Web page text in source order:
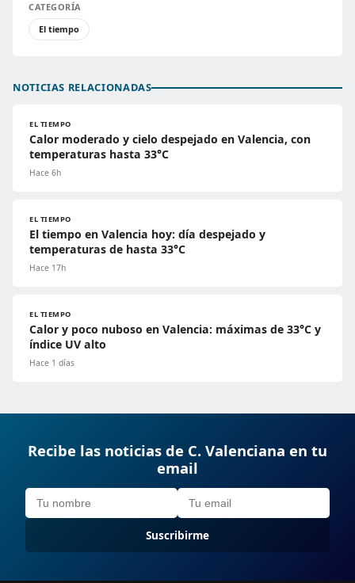
CATEGORÍA
El tiempo
NOTICIAS RELACIONADAS
EL TIEMPO
Calor moderado y cielo despejado en Valencia, con
temperaturas hasta 33°C
Hace 6h
EL TIEMPO
El tiempo en Valencia hoy: día despejado y
temperaturas de hasta 33°C
Hace 17h
EL TIEMPO
Calor y poco nuboso en Valencia: máximas de 33°C y
índice UV alto
Hace 1 días
Recibe las noticias de C. Valenciana en tu
email
Suscribirme